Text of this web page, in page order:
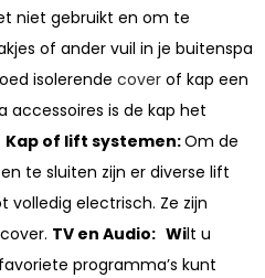
niet gebruikt en om te
of ander vuil in je buitenspa
isolerende cover of kap een
accessoires is de kap het
Kap of lift systemen:Om de
te sluiten zijn er diverse lift
electrisch. Ze zijn
TV en Audio: Wilt u
programma’s kunt